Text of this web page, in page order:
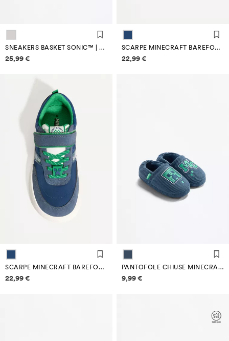
SNEAKERS BASKET SONIC™ | SEGA
Informazioni sui prezzi
25,99 €
SCARPE MINECRAFT BAREFOOT
Informazioni sui prezzi
22,99 €
SCARPE MINECRAFT BAREFOOT
Informazioni sui prezzi
22,99 €
PANTOFOLE CHIUSE MINECRAFT
Informazioni sui prezzi
9,99 €